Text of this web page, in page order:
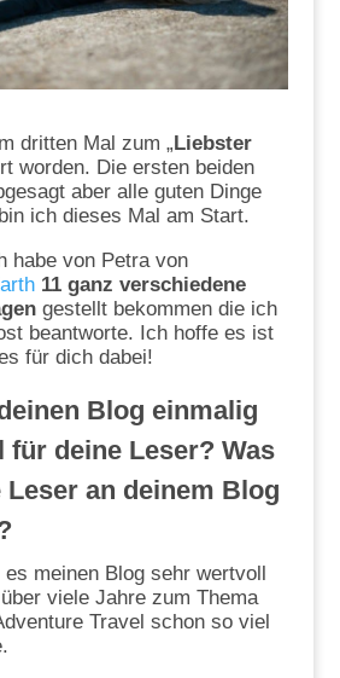
dritten Mal zum „ Liebster
worden. Die ersten beiden
aber alle guten Dinge
ich dieses Mal am Start.
habe von Petra von
11 ganz verschiedene
gestellt bekommen die ich
beantworte. Ich hoffe es ist
für dich dabei!
Blog einmalig
für deine Leser? Was
Leser an deinem Blog
meinen Blog sehr wertvoll
viele Jahre zum Thema
Travel schon so viel